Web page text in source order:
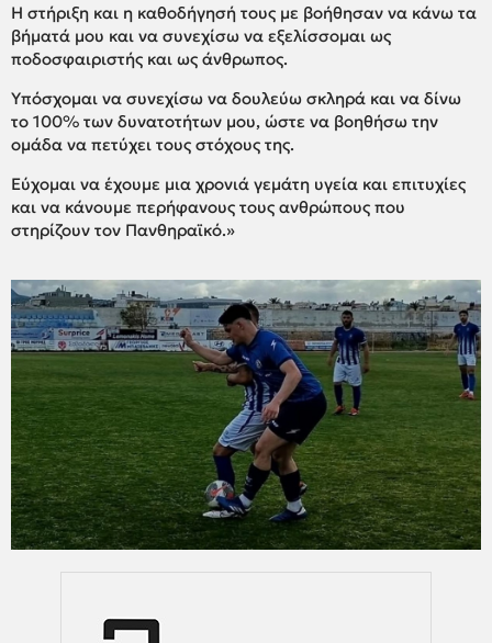
Η στήριξη και η καθοδήγησή τους με βοήθησαν να κάνω τα
βήματά μου και να συνεχίσω να εξελίσσομαι ως
ποδοσφαιριστής και ως άνθρωπος.
Υπόσχομαι να συνεχίσω να δουλεύω σκληρά και να δίνω
το 100% των δυνατοτήτων μου, ώστε να βοηθήσω την
ομάδα να πετύχει τους στόχους της.
Εύχομαι να έχουμε μια χρονιά γεμάτη υγεία και επιτυχίες
και να κάνουμε περήφανους τους ανθρώπους που
στηρίζουν τον Πανθηραϊκό.»